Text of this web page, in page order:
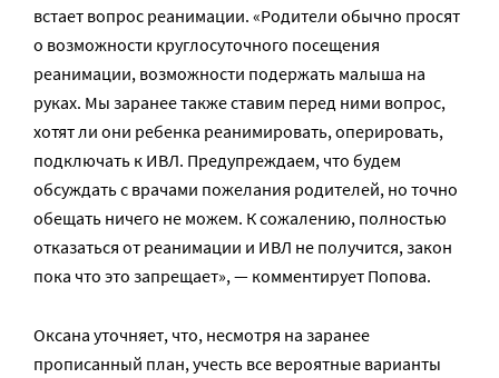
встает вопрос реанимации. «Родители обычно просят
о возможности круглосуточного посещения
реанимации, возможности подержать малыша на
руках. Мы заранее также ставим перед ними вопрос,
хотят ли они ребенка реанимировать, оперировать,
подключать к ИВЛ. Предупреждаем, что будем
обсуждать с врачами пожелания родителей, но точно
обещать ничего не можем. К сожалению, полностью
отказаться от реанимации и ИВЛ не получится, закон
пока что это запрещает», — комментирует Попова.
Оксана уточняет, что, несмотря на заранее
прописанный план, учесть все вероятные варианты